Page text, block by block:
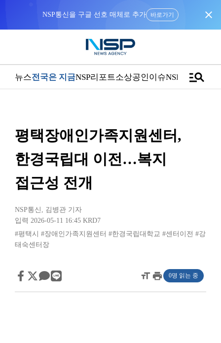
NSP통신을 구글 선호 매체로 추가 바로가기 close
뉴스전국은 지금NSP리포트소상공인이슈NSPTVmanage_search
평택장애인가족지원센터,
한경국립대 이전…복지
접근성 전개
NSP통신 , 김병관 기자
입력 2026-05-11 16:45 KRD7
#평택시
#장애인가족지원센터 #한경국립대학교 #센터이전 #강
태숙센터장
format_sizeprint 0명 읽는 중